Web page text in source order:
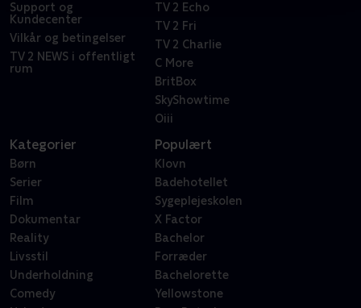
Support og
Kundecenter
Vilkår og betingelser
TV 2 NEWS i offentligt
rum
TV 2 Echo
TV 2 Fri
TV 2 Charlie
C More
BritBox
SkyShowtime
Oiii
Kategorier
Børn
Serier
Film
Dokumentar
Reality
Livsstil
Underholdning
Comedy
Populært
Klovn
Badehotellet
Sygeplejeskolen
X Factor
Bachelor
Forræder
Bachelorette
Yellowstone